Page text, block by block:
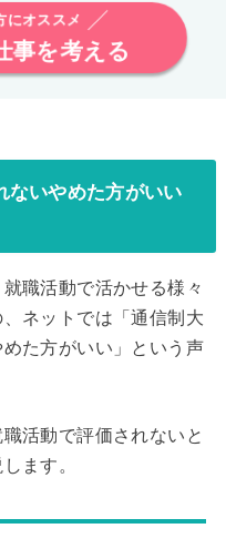
にオススメ
事を考える
ないやめた方がいい
職活動で活かせる様々
ネットでは「通信制大
た方がいい」という声
活動で評価されないと
ます。